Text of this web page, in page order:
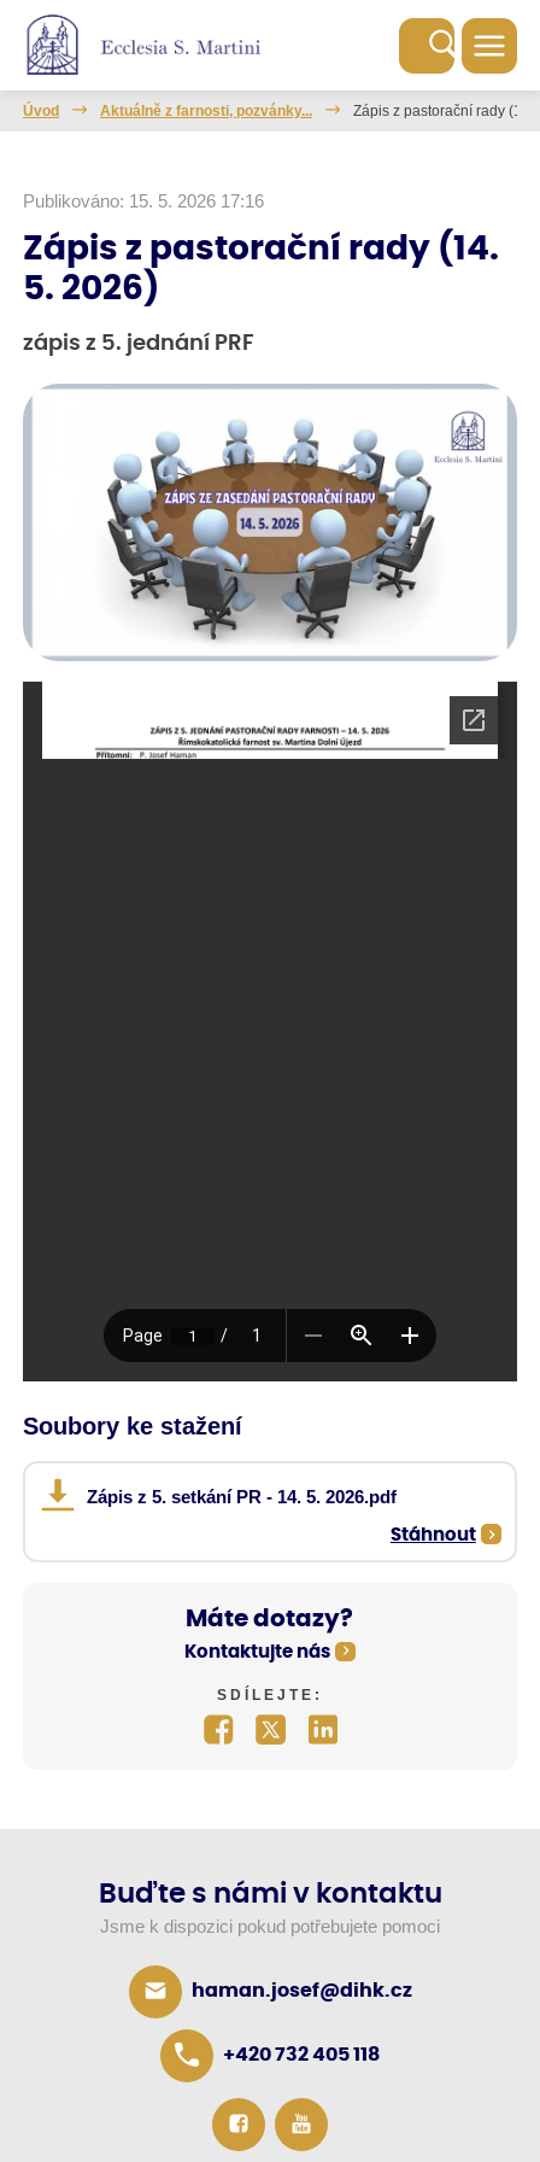
Úvod Aktuálně z farnosti, pozvánky... Zápis z pastorační rady (14.
Publikováno: 15. 5. 2026 17:16
Zápis z pastorační rady (14.
5. 2026)
zápis z 5. jednání PRF
Soubory ke stažení
Zápis z 5. setkání PR - 14. 5. 2026.pdf
Stáhnout
Máte dotazy?
Kontaktujte nás
SDÍLEJTE:
Buďte s námi v kontaktu
Jsme k dispozici pokud potřebujete pomoci
haman.josef@dihk.cz
+420 732 405 118